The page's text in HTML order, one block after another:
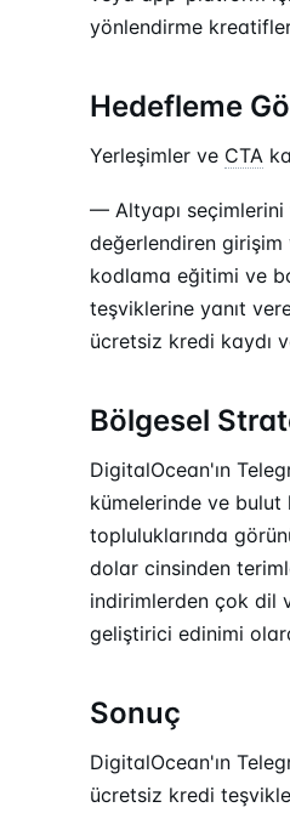
yönlendirme
Hedefleme
Yerleşimler ve CTA
— Altyapı seçimlerini
değerlendiren girişim
kodlama eğitimi ve
teşviklerine yanıt
ücretsiz kredi kaydı
Bölgesel
DigitalOcean'ın
kümelerinde ve
topluluklarında
dolar cinsinden
indirimlerden çok dil
geliştirici edinimi
Sonuç
DigitalOcean'ın
ücretsiz kredi